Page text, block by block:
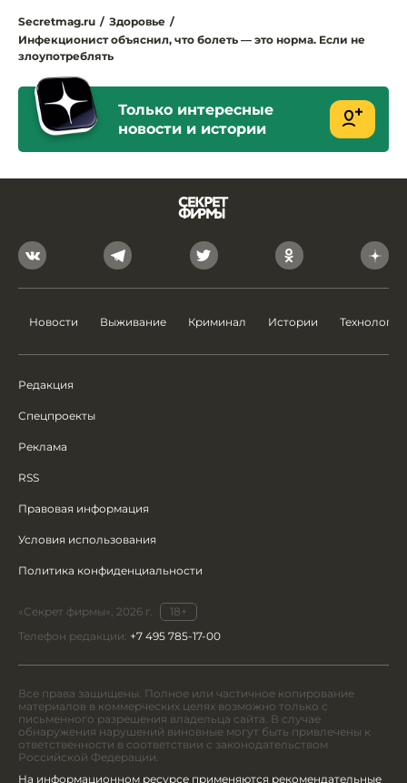
Secretmag.ru / Здоровье /
Инфекционист объяснил, что болеть — это норма. Если не
злоупотреблять
Только интересные
новости и истории
Новости Выживание Криминал Истории Технологии
Редакция
Спецпроекты
Реклама
RSS
Правовая информация
Условия использования
Политика конфиденциальности
«Секрет фирмы», 2026 г.
18+
Телефон редакции: +7 495 785-17-00
Все права защищены. Полное или частичное копирование
материалов в коммерческих целях возможно только с
письменного разрешения владельца сайта. В случае
обнаружения нарушений виновные могут быть привлечены к
ответственности в соответствии с законодательством
Российской Федерации.
На информационном ресурсе применяются рекомендательные